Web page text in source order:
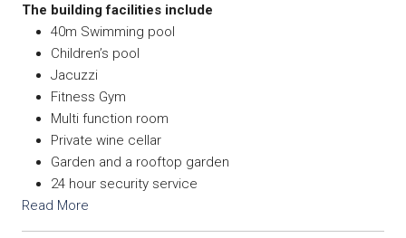
The building facilities include
40m Swimming pool
Children’s pool
Jacuzzi
Fitness Gym
Multi function room
Private wine cellar
Garden and a rooftop garden
24 hour security service
Read More